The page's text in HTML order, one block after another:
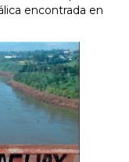
encontrada en